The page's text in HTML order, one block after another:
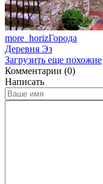
more_horizГорода
Деревня Эз
Загрузить еще похожие
Комментарии (0)
Написать